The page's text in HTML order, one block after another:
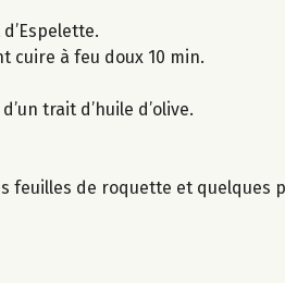
cuire à feu doux 10 min.
trait d’huile d’olive.
feuilles de roquette et quelques